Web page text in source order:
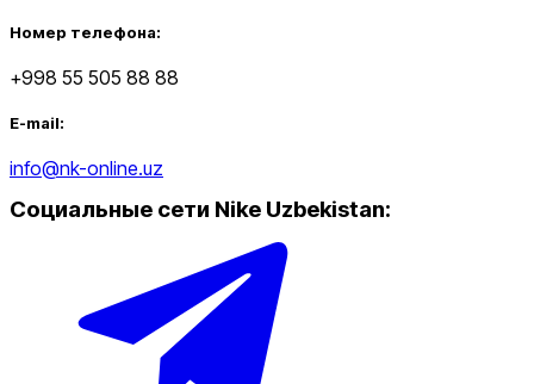
Номер телефона:
+998 55 505 88 88
E-mail:
info@nk-online.uz
Социальные сети Nike Uzbekistan: